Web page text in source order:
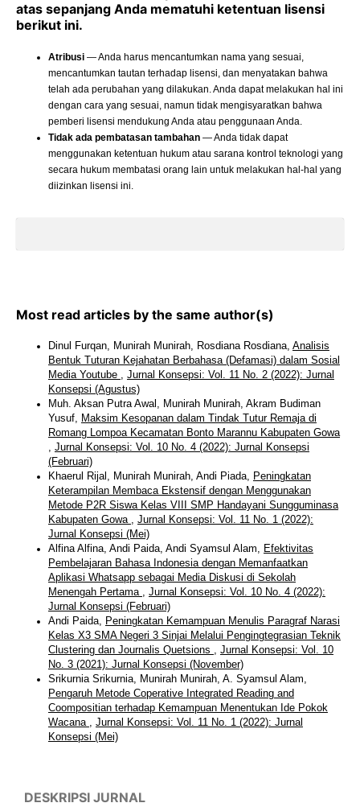
atas sepanjang Anda mematuhi ketentuan lisensi
berikut ini.
Atribusi— Anda harus mencantumkan nama yang sesuai,
mencantumkan tautan terhadap lisensi, dan menyatakan bahwa
telah ada perubahan yang dilakukan. Anda dapat melakukan hal ini
dengan cara yang sesuai, namun tidak mengisyaratkan bahwa
pemberi lisensi mendukung Anda atau penggunaan Anda.
Tidak ada pembatasan tambahan— Anda tidak dapat
menggunakan ketentuan hukum atau sarana kontrol teknologi yang
secara hukum membatasi orang lain untuk melakukan hal-hal yang
diizinkan lisensi ini.
Most read articles by the same author(s)
Dinul Furqan, Munirah Munirah, Rosdiana Rosdiana, Analisis
Bentuk Tuturan Kejahatan Berbahasa (Defamasi) dalam Sosial
Media Youtube , Jurnal Konsepsi: Vol. 11 No. 2 (2022): Jurnal
Konsepsi (Agustus)
Muh. Aksan Putra Awal, Munirah Munirah, Akram Budiman
Yusuf, Maksim Kesopanan dalam Tindak Tutur Remaja di
Romang Lompoa Kecamatan Bonto Marannu Kabupaten Gowa
, Jurnal Konsepsi: Vol. 10 No. 4 (2022): Jurnal Konsepsi
(Februari)
Khaerul Rijal, Munirah Munirah, Andi Piada, Peningkatan
Keterampilan Membaca Ekstensif dengan Menggunakan
Metode P2R Siswa Kelas VIII SMP Handayani Sungguminasa
Kabupaten Gowa , Jurnal Konsepsi: Vol. 11 No. 1 (2022):
Jurnal Konsepsi (Mei)
Alfina Alfina, Andi Paida, Andi Syamsul Alam, Efektivitas
Pembelajaran Bahasa Indonesia dengan Memanfaatkan
Aplikasi Whatsapp sebagai Media Diskusi di Sekolah
Menengah Pertama , Jurnal Konsepsi: Vol. 10 No. 4 (2022):
Jurnal Konsepsi (Februari)
Andi Paida, Peningkatan Kemampuan Menulis Paragraf Narasi
Kelas X3 SMA Negeri 3 Sinjai Melalui Pengingtegrasian Teknik
Clustering dan Journalis Quetsions , Jurnal Konsepsi: Vol. 10
No. 3 (2021): Jurnal Konsepsi (November)
Srikurnia Srikurnia, Munirah Munirah, A. Syamsul Alam,
Pengaruh Metode Coperative Integrated Reading and
Coompositian terhadap Kemampuan Menentukan Ide Pokok
Wacana , Jurnal Konsepsi: Vol. 11 No. 1 (2022): Jurnal
Konsepsi (Mei)
DESKRIPSI JURNAL